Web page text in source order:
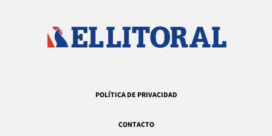
POLÍTICA DE PRIVACIDAD
CONTACTO